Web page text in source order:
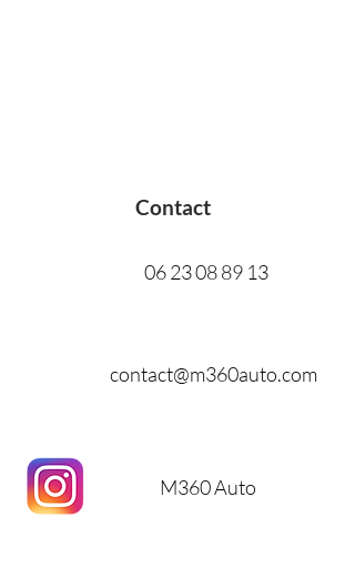
Contact
06 23 08 89 13
contact@m360auto.com
M360 Auto